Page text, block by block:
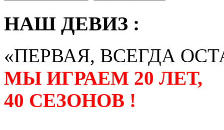
НАШ ДЕВИЗ :
«ПЕРВАЯ, ВСЕГДА
МЫ ИГРАЕМ 20 ЛЕТ,
40 СЕЗОНОВ !